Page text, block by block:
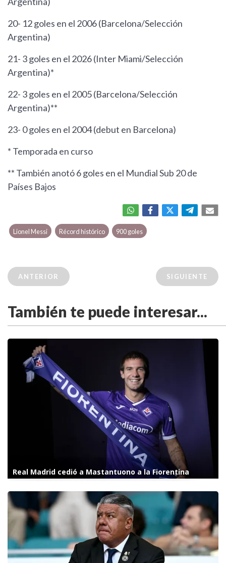
20- 12 goles en el 2006 (Barcelona/Selección
Argentina)
21- 3 goles en el 2026 (Inter Miami/Selección
Argentina)*
22- 3 goles en el 2005 (Barcelona/Selección
Argentina)**
23- 0 goles en el 2004 (debut en Barcelona)
* Temporada en curso
** También anotó 6 goles en el Mundial Sub 20 de
Países Bajos
Lionel Messi Récord histórico 900 goles
ANTERIOR SIGUIENTE
También te puede interesar...
Real Madrid cedió a Mastantuono a la Fiorentina